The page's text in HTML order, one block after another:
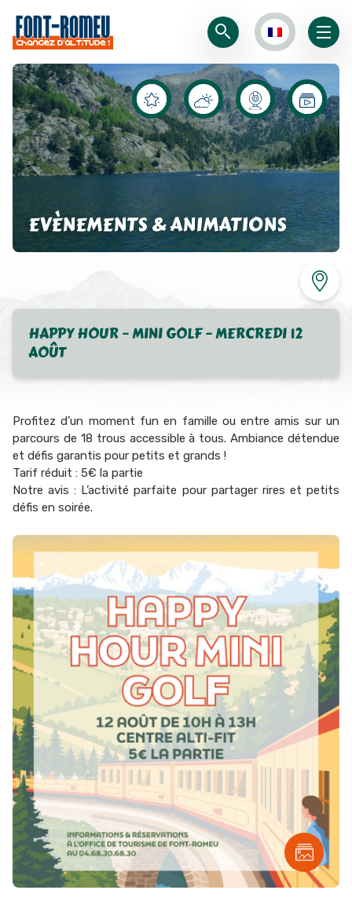
EVÈNEMENTS & ANIMATIONS
HAPPY HOUR – MINI GOLF – MERCREDI 12
AOÛT
Profitez d’un moment fun en famille ou entre amis sur un
parcours de 18 trous accessible à tous. Ambiance détendue
et défis garantis pour petits et grands !
Tarif réduit : 5€ la partie
Notre avis : L’activité parfaite pour partager rires et petits
défis en soirée.